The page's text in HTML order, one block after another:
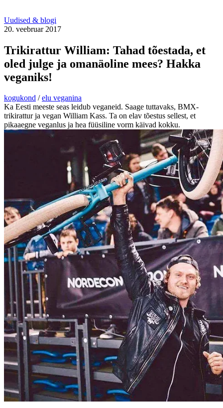
Uudised & blogi
20. veebruar 2017
Trikirattur William: Tahad tõestada, et
oled julge ja omanäoline mees? Hakka
veganiks!
kogukond / elu veganina
Ka Eesti meeste seas leidub veganeid. Saage tuttavaks, BMX-
trikirattur ja vegan William Kass. Ta on elav tõestus sellest, et
pikaaegne veganlus ja hea füüsiline vorm käivad kokku.